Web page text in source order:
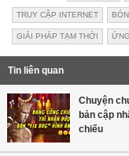
TRUY CẬP INTERNET
GIẢI PHÁP TẠM THỜI
Tin liên quan
Chuyện
bản cập
chiếu